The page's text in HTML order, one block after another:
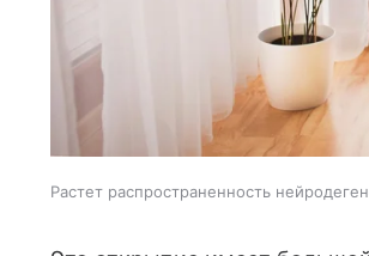
Растет распространенность